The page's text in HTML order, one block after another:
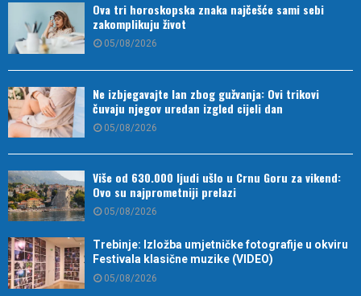
Ova tri horoskopska znaka najčešće sami sebi
zakomplikuju život
05/08/2026
Ne izbjegavajte lan zbog gužvanja: Ovi trikovi
čuvaju njegov uredan izgled cijeli dan
05/08/2026
Više od 630.000 ljudi ušlo u Crnu Goru za vikend:
Ovo su najprometniji prelazi
05/08/2026
Trebinje: Izložba umjetničke fotografije u okviru
Festivala klasične muzike (VIDEO)
05/08/2026